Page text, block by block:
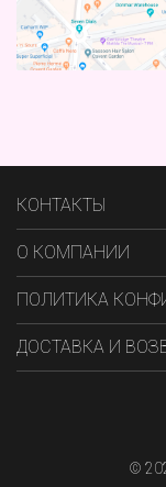
КОНТАКТЫ
О КОМПАНИИ
ПОЛИТИКА
ДОСТАВКА И
©